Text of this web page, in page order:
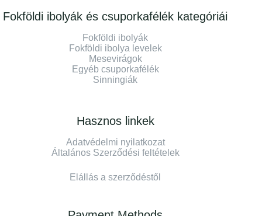
Fokföldi ibolyák és csuporkafélék kategóriái
Fokföldi ibolyák
Fokföldi ibolya levelek
Mesevirágok
Egyéb csuporkafélék
Sinningiák
Hasznos linkek
Adatvédelmi nyilatkozat
Általános Szerződési feltételek
Elállás a szerződéstől